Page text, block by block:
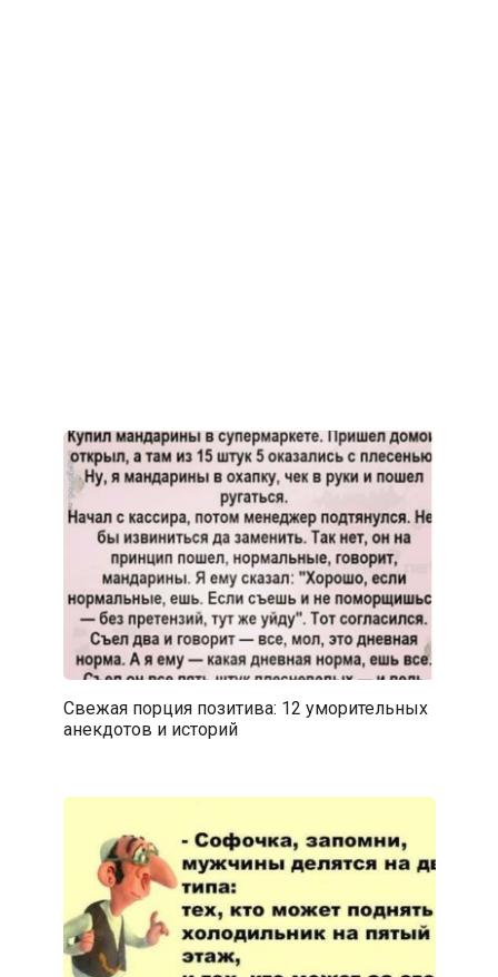
Свежая порция позитива: 12 уморительных
анекдотов и историй